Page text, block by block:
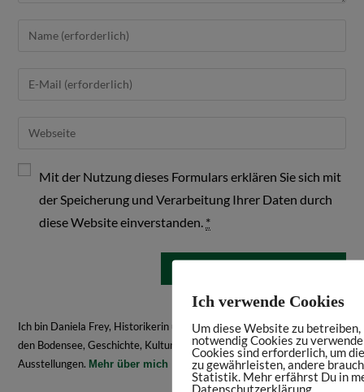
Mit der Nutzung dieses Formulars erklären Sie sich mit
der Speicherung und Verarbeitung Ihrer Daten durch
diese Website einverstanden. *
Ich bin Daniela Frey, Historikerin und Texterin. Hier schreibe ich über
den Bodensee, Geschichte, Kultur, spannende Bücher und interessante
Ausstellungen. Mehr über mich
Ich verwende Cookies
Um diese Website zu
notwendig Cookies zu
Cookies sind erforderlich, um
zu gewährleisten, andere
Statistik. Mehr erfährst Du in
Datenschutzerklärung.